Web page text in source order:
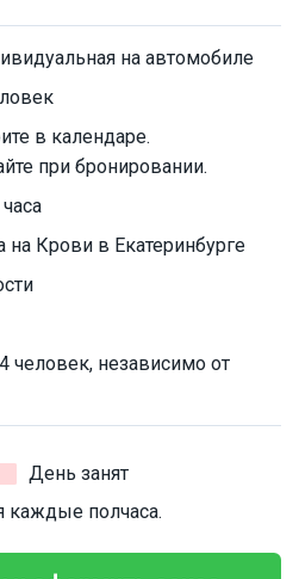
на автомобиле
в календаре.
при бронировании.
на Крови в Екатеринбурге
человек, независимо от
День занят
каждые полчаса.